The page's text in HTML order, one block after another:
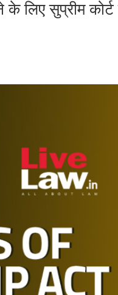
लिए सुप्रीम कोर्ट